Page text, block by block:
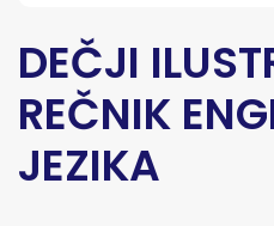
DEČJI
REČNIK
JEZIKA